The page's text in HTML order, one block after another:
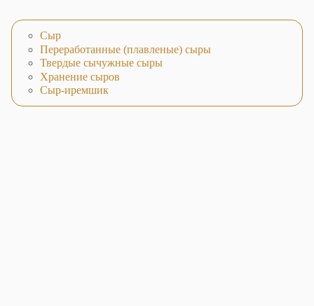
Сыр
Переработанные (плавленые) сыры
Твердые сычужные сыры
Хранение сыров
Сыр-иремшик